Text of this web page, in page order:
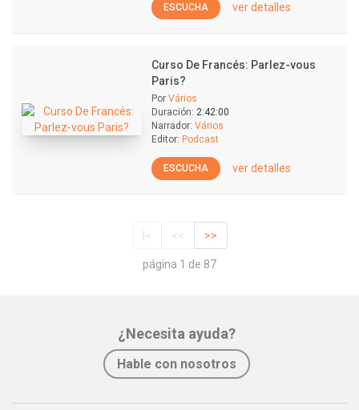
ESCUCHA ver detalles
Curso De Francés: Parlez-vous
Paris?
Por Vários
Duración: 2:42:00
Narrador: Vários
Editor: Podcast
ESCUCHA ver detalles
|< << >>
página 1 de 87
¿Necesita ayuda?
Hable con nosotros